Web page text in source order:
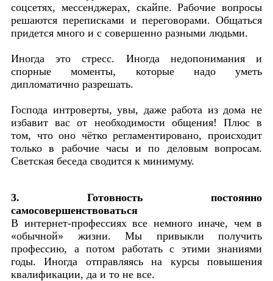
соцсетях, мессенджерах, скайпе. Рабочие вопросы
решаются переписками и переговорами. Общаться
придется много и с совершенно разными людьми.
Иногда это стресс. Иногда недопонимания и
спорные моменты, которые надо уметь
дипломатично разрешать.
Господа интроверты, увы, даже работа из дома не
избавит вас от необходимости общения! Плюс в
том, что оно чётко регламентировано, происходит
только в рабочие часы и по деловым вопросам.
Светская беседа сводится к минимуму.
3. Готовность постоянно
самосовершенствоваться
В интернет-профессиях все немного иначе, чем в
«обычной» жизни. Мы привыкли получить
профессию, а потом работать с этими знаниями
годы. Иногда отправляясь на курсы повышения
квалификации, да и то не все.